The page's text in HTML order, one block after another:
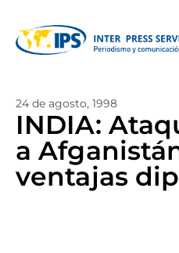
24 de agosto, 1998
INDIA:
a
ventajas